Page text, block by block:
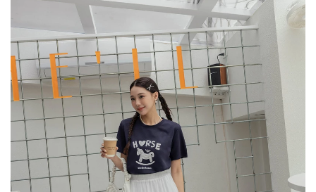
褲裙 牛仔裙 冰感
涼感